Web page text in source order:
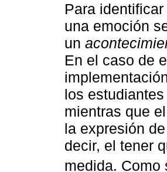
Para
una emoción
un
En el caso de
los
mientras que
la expresión
decir, el tener
medida. Como